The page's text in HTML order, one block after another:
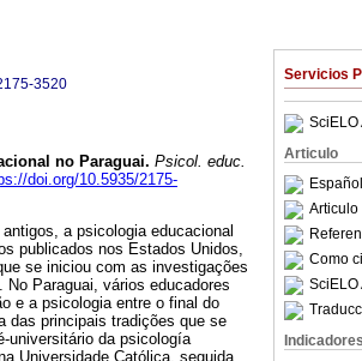
Servicios
SciELO
Articulo
Articulo
Como
SciELO
3520
no Paraguai. Psicol. educ.
doi.org/10.5935/2175-
a psicologia educacional
publicados nos Estados Unidos,
se iniciou com as investigações
Paraguai, vários educadores
e a psicologia entre o final do
das principais tradições que se
universitário da psicología
Universidade Católica, seguida